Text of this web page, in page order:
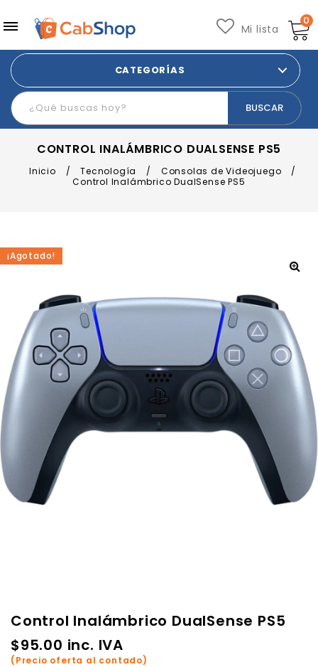
0
Mi lista
CATEGORÍAS
CONTROL INALÁMBRICO DUALSENSE PS5
Inicio / Tecnología / Consolas de Videojuego
/
Control Inalámbrico DualSense PS5
¡Agotado!
Control Inalámbrico DualSense PS5
$95.00 inc. IVA
(Precio oferta al contado)